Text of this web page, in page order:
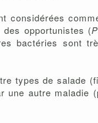
considérées
opportunistes (
bactéries sont
types de salade
une autre